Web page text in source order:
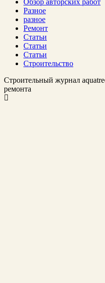
Разное
разное
Ремонт
Статьи
Статьи
Статьи
Строительство
Строительный журнал
ремонта